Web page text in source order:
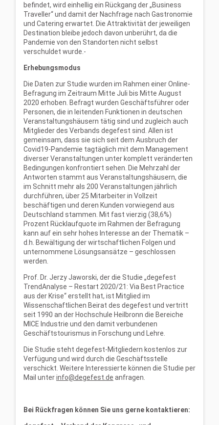
befindet, wird einhellig ein Rückgang der „Business
Traveller“ und damit der Nachfrage nach Gastronomie
und Catering erwartet. Die Attraktivität der jeweiligen
Destination bleibe jedoch davon unberührt, da die
Pandemie von den Standorten nicht selbst
verschuldet wurde.-
Erhebungsmodus
Die Daten zur Studie wurden im Rahmen einer Online-
Befragung im Zeitraum Mitte Juli bis Mitte August
2020 erhoben. Befragt wurden Geschäftsführer oder
Personen, die in leitenden Funktionen in deutschen
Veranstaltungshäusern tätig sind und zugleich auch
Mitglieder des Verbands degefest sind. Allen ist
gemeinsam, dass sie sich seit dem Ausbruch der
Covid19-Pandemie tagtäglich mit dem Management
diverser Veranstaltungen unter komplett veränderten
Bedingungen konfrontiert sehen. Die Mehrzahl der
Antworten stammt aus Veranstaltungshäusern, die
im Schnitt mehr als 200 Veranstaltungen jährlich
durchführen, über 25 Mitarbeiter in Vollzeit
beschäftigen und deren Kunden vorwiegend aus
Deutschland stammen. Mit fast vierzig (38,6%)
Prozent Rücklaufquote im Rahmen der Befragung
kann auf ein sehr hohes Interesse an der Thematik –
d.h. Bewältigung der wirtschaftlichen Folgen und
unternommene Lösungsansätze – geschlossen
werden.
Prof. Dr. Jerzy Jaworski, der die Studie „degefest
TrendAnalyse – Restart 2020/21: Via Best Practice
aus der Krise“ erstellt hat, ist Mitglied im
Wissenschaftlichen Beirat des degefest und vertritt
seit 1990 an der Hochschule Heilbronn die Bereiche
MICE Industrie und den damit verbundenen
Geschäftstourismus in Forschung und Lehre.
Die Studie steht degefest-Mitgliedern kostenlos zur
Verfügung und wird durch die Geschäftsstelle
verschickt. Weitere Interessierte können die Studie per
Mail unterinfo@degefest.de anfragen.
Bei Rückfragen können Sie uns gerne kontaktieren: